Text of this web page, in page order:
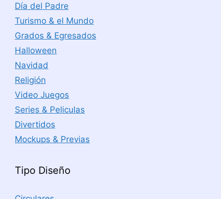
Día del Padre
Turismo & el Mundo
Grados & Egresados
Halloween
Navidad
Religión
Video Juegos
Series & Peliculas
Divertidos
Mockups & Previas
Tipo Diseño